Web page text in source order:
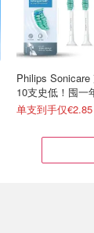
Philips Sonicare
10支史低！囤一
单支到手仅€2.85